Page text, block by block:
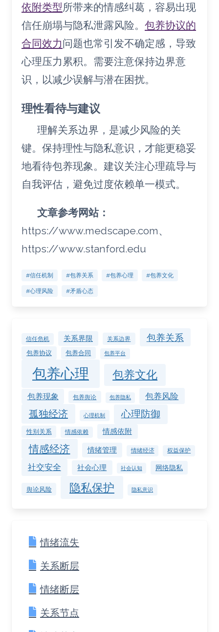
依附类型所带来的情感纠葛，容易出现
信任崩塌与隐私泄露风险。 包养协议的
合同效力问题也常引发不确定感，导致
心理压力累积。需要注意保持边界意
识，以减少误解与潜在困扰。
理性看待与建议
理解关系边界，是减少风险的关
键。保持理性与隐私意识，才能更稳妥
地看待包养现象。建议关注心理疏导与
自我评估，避免过度依赖单一模式。
文章参考网站：
https://www.medscape.com、
https://www.stanford.edu
#信任机制 #包养关系 #包养心理 #包养文化
#心理风险 #矛盾心态
信任危机 关系界限 关系边界 包养关系
包养协议 包养合同 包养平台
包养心理 包养文化
包养现象 包养舆论 包养隐私 包养风险
孤独经济 心理机制 心理防御
性别关系 情感依赖 情感依附
情感经济 情绪管理 情绪经济 权益保护
社交安全 社会心理 社会认知 网络隐私
舆论风险 隐私保护 隐私意识
情绪流失
关系断层
情绪断层
关系节点